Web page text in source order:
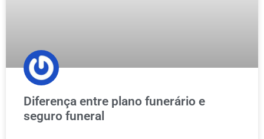
Diferença entre plano funerário e
seguro funeral